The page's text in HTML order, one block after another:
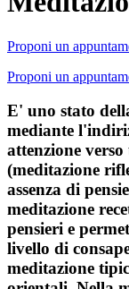
Proponi un
Proponi un
E' uno stato
mediante
attenzione
(meditazione
assenza di
meditazione
pensieri e
livello di
meditazione